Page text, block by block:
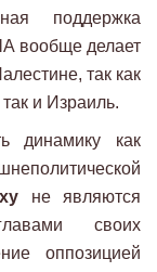
поддержка
вообще делает
так как
и Израиль.
динамику как
не являются
своих
оппозицией